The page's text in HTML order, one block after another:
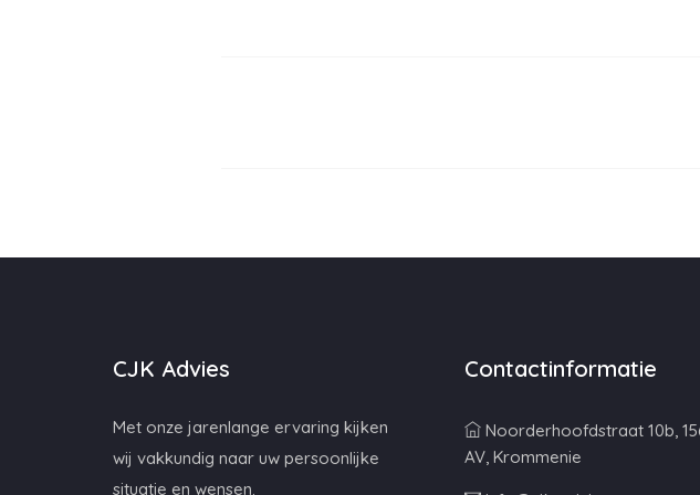
CJK Advies
Met onze jarenlange ervaring kijken
wij vakkundig naar uw persoonlijke
situatie en wensen.
Contactinformatie
Noorderhoofdstraat 10b,
AV, Krommenie